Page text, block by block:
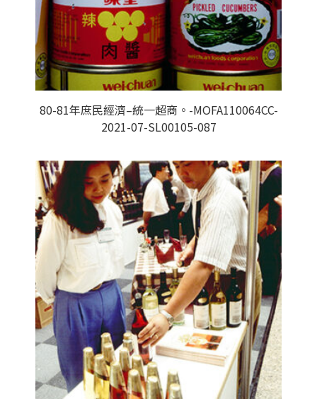
80-81年庶民經濟–統一超商。-MOFA110064CC-
2021-07-SL00105-087